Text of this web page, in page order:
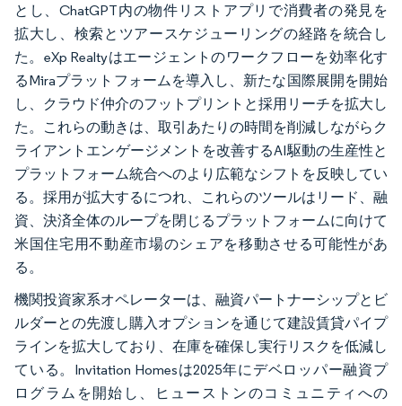
とし、ChatGPT内の物件リストアプリで消費者の発見を
拡大し、検索とツアースケジューリングの経路を統合し
た。eXp Realtyはエージェントのワークフローを効率化す
るMiraプラットフォームを導入し、新たな国際展開を開始
し、クラウド仲介のフットプリントと採用リーチを拡大し
た。これらの動きは、取引あたりの時間を削減しながらク
ライアントエンゲージメントを改善するAI駆動の生産性と
プラットフォーム統合へのより広範なシフトを反映してい
る。採用が拡大するにつれ、これらのツールはリード、融
資、決済全体のループを閉じるプラットフォームに向けて
米国住宅用不動産市場のシェアを移動させる可能性があ
る。
機関投資家系オペレーターは、融資パートナーシップとビ
ルダーとの先渡し購入オプションを通じて建設賃貸パイプ
ラインを拡大しており、在庫を確保し実行リスクを低減し
ている。Invitation Homesは2025年にデベロッパー融資プ
ログラムを開始し、ヒューストンのコミュニティへの